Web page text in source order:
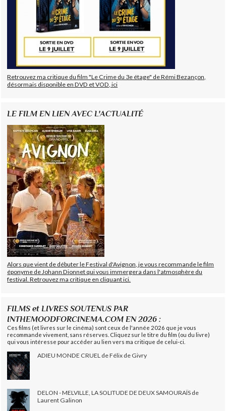
Retrouvez ma critique du film "Le Crime du 3e étage" de Rémi Bezançon,
désormais disponible en DVD et VOD, ici
LE FILM EN LIEN AVEC L'ACTUALITÉ
Alors que vient de débuter le Festival d'Avignon, je vous recommande le film
éponyme de Johann Dionnet qui vous immergera dans l'atmosphère du
festival. Retrouvez ma critique en cliquant ici.
FILMS et LIVRES SOUTENUS PAR
INTHEMOODFORCINEMA.COM EN 2026 :
Ces films (et livres sur le cinéma) sont ceux de l'année 2026 que je vous
recommande vivement, sans réserves. Cliquez sur le titre du film (ou du livre)
qui vous intéresse pour accéder au lien vers ma critique de celui-ci.
ADIEU MONDE CRUEL de Félix de Givry
DELON - MELVILLE, LA SOLITUDE DE DEUX SAMOURAÏS de
Laurent Galinon